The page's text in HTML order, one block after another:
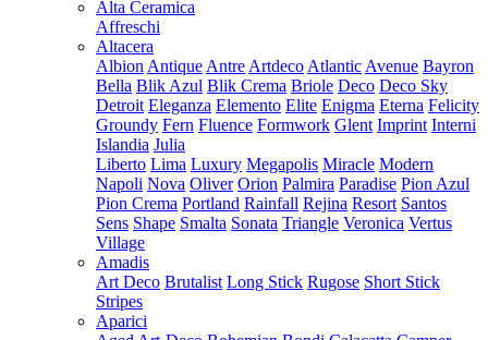
Alta Ceramica
Affreschi
Altacera
Albion Antique Antre Artdeco Atlantic Avenue Bayron
Bella Blik Azul Blik Crema Briole Deco Deco Sky
Detroit Eleganza Elemento Elite Enigma Eterna Felicity
Groundy Fern Fluence Formwork Glent Imprint Interni
Islandia Julia
Liberto Lima Luxury Megapolis Miracle Modern
Napoli Nova Oliver Orion Palmira Paradise Pion Azul
Pion Crema Portland Rainfall Rejina Resort Santos
Sens Shape Smalta Sonata Triangle Veronica Vertus
Village
Amadis
Art Deco Brutalist Long Stick Rugose Short Stick
Stripes
Aparici